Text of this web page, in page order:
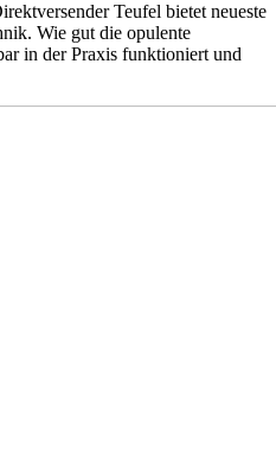
Teufel bietet neueste
Wie gut die opulente
in der Praxis funktioniert und